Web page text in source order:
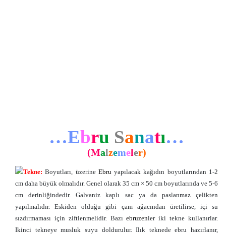
…Ebru Sanatı…
(Malzemeler)
Tekne: Boyutları, üzerine Ebruyapılacak kağıdın boyutlarından 1-2
cm daha büyük olmalıdır. Genel olarak 35 cm × 50 cm boyutlarında ve 5-6
cm derinliğindedir. Galvaniz kaplı sac ya da paslanmaz çelikten
yapılmalıdır. Eskiden olduğu gibi çam ağacından üretilirse, içi su
sızdırmaması için ziftlenmelidir. Bazıebruzenler iki tekne kullanırlar.
Ikinci tekneye musluk suyu doldurulur. Ilık teknede ebru hazırlanır,